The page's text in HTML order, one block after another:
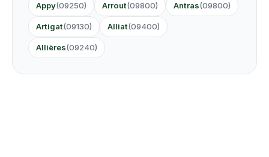
Appy(09250) Arrout(09800) Antras(09800)
Artigat(09130) Alliat(09400)
Allières(09240)